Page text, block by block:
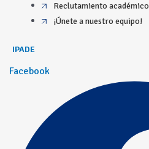
Reclutamiento académico
¡Únete a nuestro equipo!
IPADE
Facebook